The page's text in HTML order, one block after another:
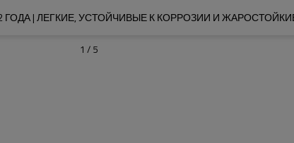
| ЛЕГКИЕ, УСТОЙЧИВЫЕ К КОРРОЗИИ И
1 / 5